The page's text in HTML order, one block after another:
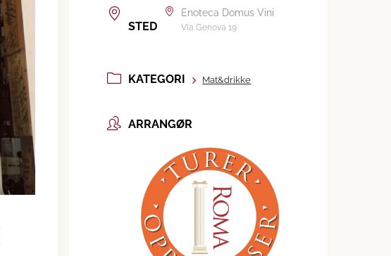
STED
Enoteca Domus Vini
Via Genova 19
KATEGORI Mat&drikke
ARRANGØR